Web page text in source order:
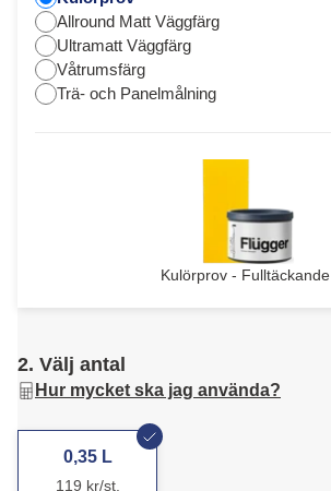
Allround Matt Väggfärg
Ultramatt Väggfärg
Våtrumsfärg
Trä- och Panelmålning
Kulörprov - Fulltäckande
2. Välj antal
Hur mycket ska jag använda?
0,35 L
119 kr/st.